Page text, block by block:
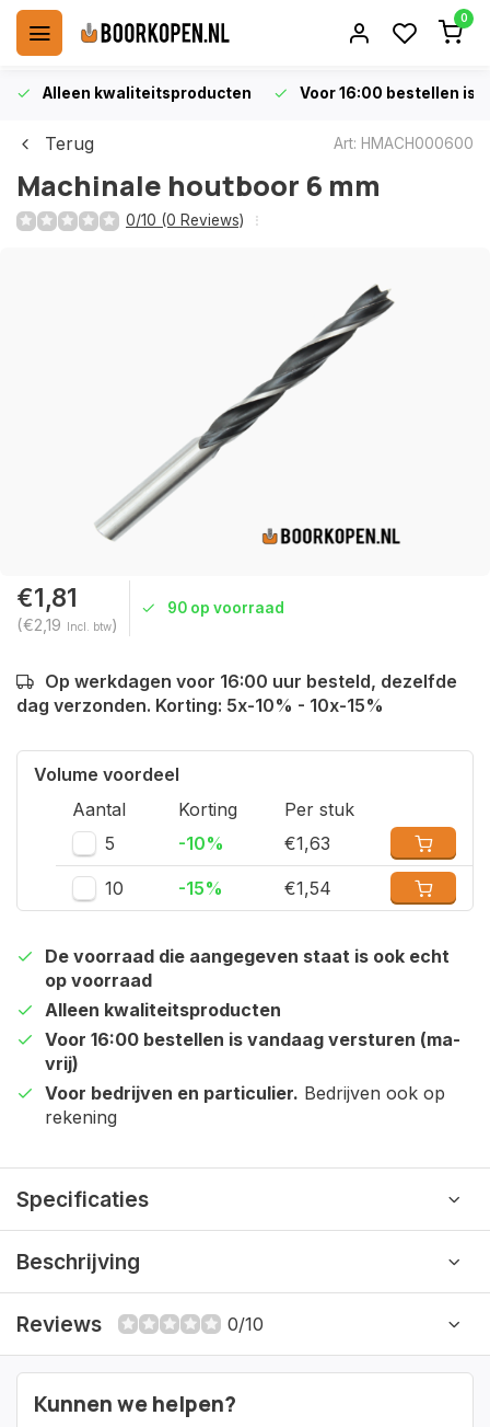
0
Alleen kwaliteitsproducten Voor 16:00 bestellen is
Terug Art: HMACH000600
Machinale houtboor 6 mm
0/10 (0 Reviews)
€1,81
(€2,19 Incl. btw)
90 op voorraad
Op werkdagen voor 16:00 uur besteld, dezelfde
dag verzonden. Korting: 5x-10% - 10x-15%
Volume voordeel
Aantal
Korting
Per stuk
5
-10% €1,63
10 -15% €1,54
De voorraad die aangegeven staat is ook echt
op voorraad
Alleen kwaliteitsproducten
Voor 16:00 bestellen is vandaag versturen (ma-
vrij)
Voor bedrijven en particulier. Bedrijven ook op
rekening
Specificaties
Beschrijving
Reviews 0/10
Kunnen we helpen?